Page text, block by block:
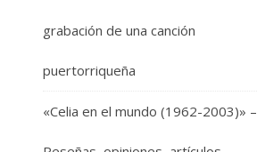
grabación de una canción
puertorriqueña
«Celia en el mundo (1962-2003)» –